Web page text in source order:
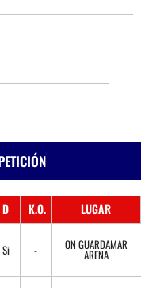
D K.O. LUGAR
Si - ON GUARDAMAR
ARENA